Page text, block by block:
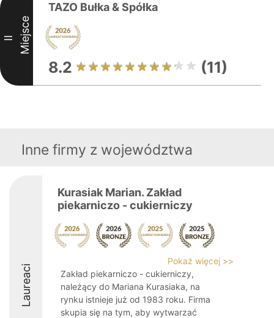
II Miejsce
TAZO Bułka & Spółka
8.2 (11)
Inne firmy z województwa
Laureaci
Kurasiak Marian. Zakład
piekarniczo - cukierniczy
Pokaż więcej >>
Zakład piekarniczo - cukierniczy,
należący do Mariana Kurasiaka, na
rynku istnieje już od 1983 roku. Firma
skupia się na tym, aby wytwarzać